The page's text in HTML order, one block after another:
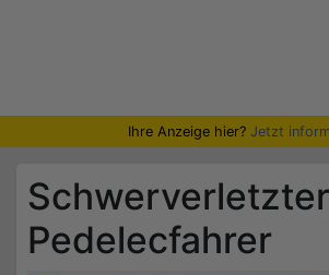
Ihre Anzeige hier? Jetzt
Schwerverletzter
Pedelecfahrer